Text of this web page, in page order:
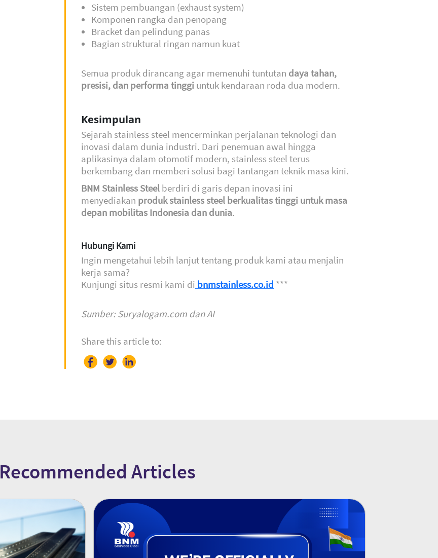
Sistem pembuangan (exhaust system)
Komponen rangka dan penopang
Bracket dan pelindung panas
Bagian struktural ringan namun kuat
Semua produk dirancang agar memenuhi tuntutan daya tahan,
presisi, dan performa tinggi untuk kendaraan roda dua modern.
Kesimpulan
Sejarah stainless steel mencerminkan perjalanan teknologi dan
inovasi dalam dunia industri. Dari penemuan awal hingga
aplikasinya dalam otomotif modern, stainless steel terus
berkembang dan memberi solusi bagi tantangan teknik masa kini.
BNM Stainless Steel berdiri di garis depan inovasi ini
menyediakan produk stainless steel berkualitas tinggi untuk masa
depan mobilitas Indonesia dan dunia.
Hubungi Kami
Ingin mengetahui lebih lanjut tentang produk kami atau menjalin
kerja sama?
Kunjungi situs resmi kami di bnmstainless.co.id ***
Sumber: Suryalogam.com dan AI
Share this article to:
Recommended Articles